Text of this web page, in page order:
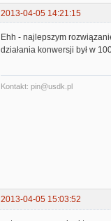
2013-04-05 14:21:15
Ehh - najlepszym
działania konwersji był w
Kontakt: pin@usdk.pl
2013-04-05 15:03:52